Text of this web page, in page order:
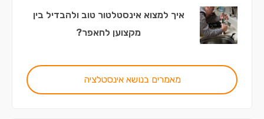
איך למצוא אינסטלטור טוב ולהבדיל בין
מקצוען לחאפר?
מאמרים בנושא אינסטלציה